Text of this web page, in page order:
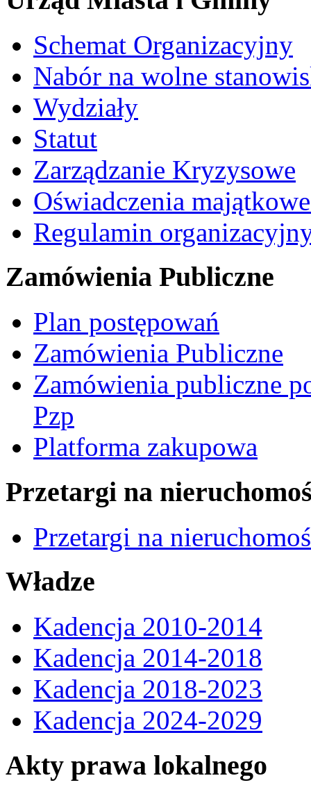
Schemat Organizacyjny
Nabór na wolne
Wydziały
Statut
Zarządzanie Kryzysowe
Oświadczenia
Regulamin
Zamówienia Publiczne
Plan postępowań
Zamówienia Publiczne
Zamówienia publiczne
Pzp
Platforma zakupowa
Przetargi na
Przetargi na
Władze
Kadencja 2010-2014
Kadencja 2014-2018
Kadencja 2018-2023
Kadencja 2024-2029
Akty prawa lokalnego